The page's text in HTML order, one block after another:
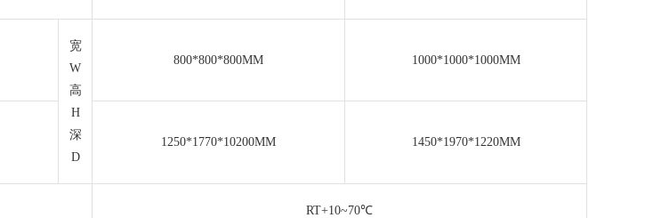
宽
W
高
H
深
D
800*800*800MM 1000*1000*1000MM
1250*1770*10200MM 1450*1970*1220MM
RT+10~70℃